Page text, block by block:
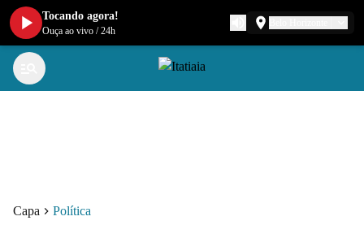
Capa Política
Tocando agora!
Ouça ao vivo /24h